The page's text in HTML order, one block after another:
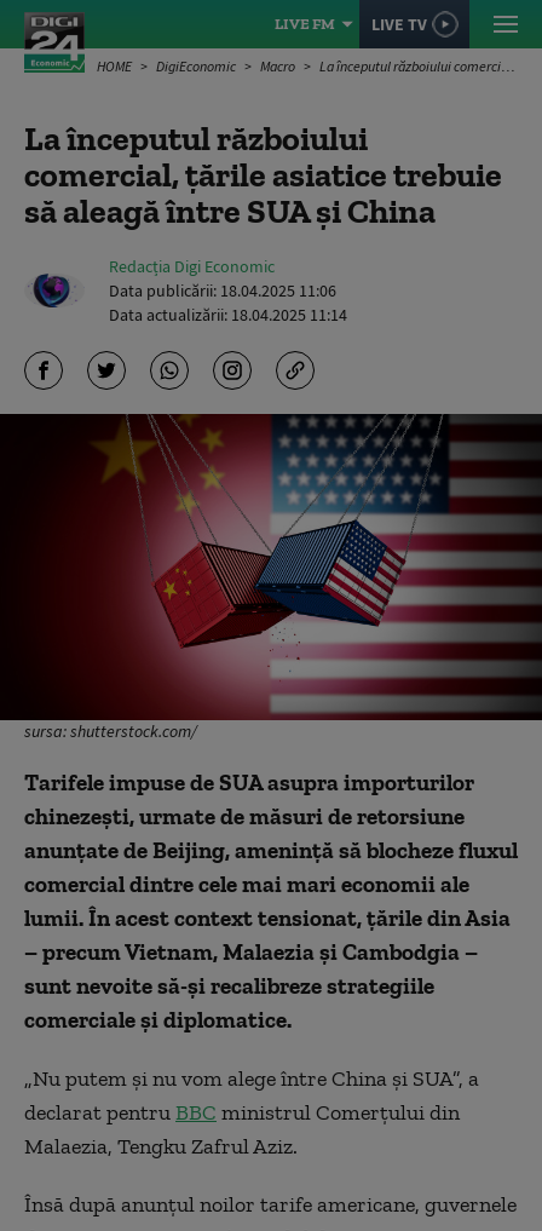
LIVE FM LIVE TV
HOME DigiEconomic Macro La începutul războiului comercial, țările asiatice trebuie să aleagă între SUA și China
La începutul războiului
comercial, țările asiatice trebuie
să aleagă între SUA și China
Redacția Digi Economic
Data publicării: 18.04.2025 11:06
Data actualizării: 18.04.2025 11:14
sursa: shutterstock.com/
Tarifele impuse de SUA asupra importurilor
chinezești, urmate de măsuri de retorsiune
anunțate de Beijing, amenință să blocheze fluxul
comercial dintre cele mai mari economii ale
lumii. În acest context tensionat, țările din Asia
– precum Vietnam, Malaezia și Cambodgia –
sunt nevoite să-și recalibreze strategiile
comerciale și diplomatice.
„Nu putem și nu vom alege între China și SUA”, a
declarat pentruBBC ministrul Comerțului din
Malaezia, Tengku Zafrul Aziz.
Însă după anunțul noilor tarife americane, guvernele